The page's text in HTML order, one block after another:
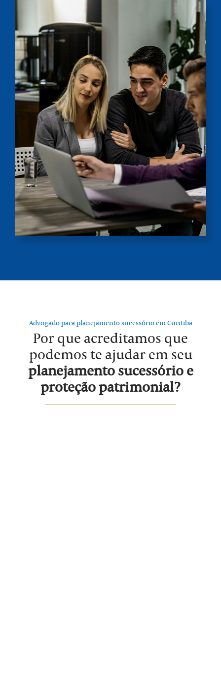
Advogado para planejamento sucessório em Curitiba
Por que acreditamos que
podemos te ajudar em seu
planejamento sucessório e
proteção patrimonial?